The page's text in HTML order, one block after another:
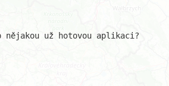
nějakou už hotovou aplikaci?